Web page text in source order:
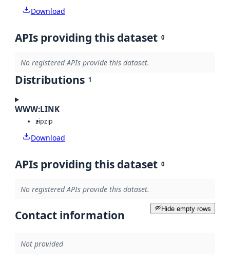
Download
APIs providing this dataset 0
No registered APIs provide this dataset.
Distributions 1
WWW:LINK
zipzip
Download
APIs providing this dataset 0
No registered APIs provide this dataset.
Hide empty rows
Contact information
Not provided